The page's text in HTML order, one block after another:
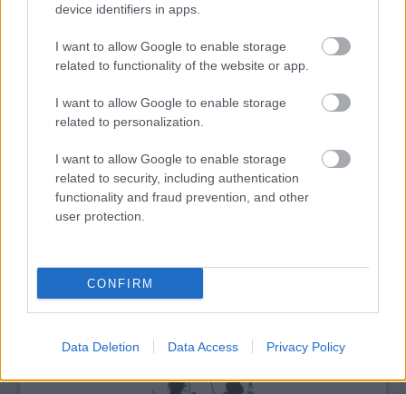
device identifiers in apps.
I want to allow Google to enable storage
related to functionality of the website or app.
I want to allow Google to enable storage
related to personalization.
I want to allow Google to enable storage
related to security, including authentication
functionality and fraud prevention, and other
user protection.
CONFIRM
Data Deletion Data Access Privacy Policy
„NEM TÖBB EZER EMBERRE UTAZUNK, HANEM
EGY VÁLOGATOTT TÁRSASÁGRA”